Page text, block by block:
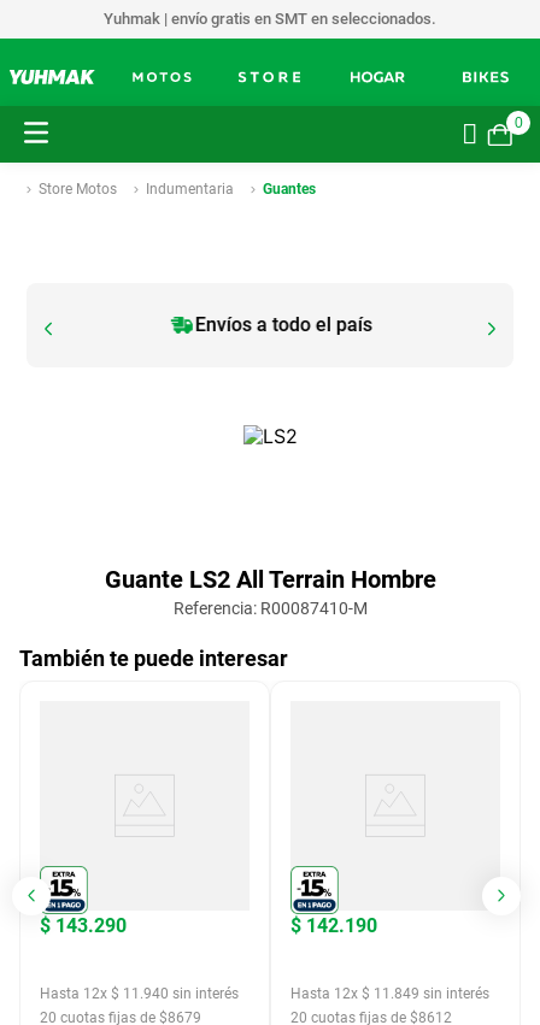
Yuhmak | envío gratis en SMT en seleccionados.
0
Store Motos Indumentaria Guantes
Envíos a todo el país
Guante LS2 All Terrain Hombre
Referencia: R00087410-M
También te puede interesar
$ 143.290
Hasta 12x $ 11 .940 sin interés
20 cuotas fijas de $8679
$ 142.190
Hasta 12x $ 11 .849 sin interés
20 cuotas fijas de $8612